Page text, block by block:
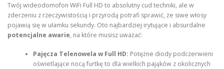
Twój wideodomofon WiFi Full HD to absolutny cud techniki, ale w
zderzeniu z rzeczywistością i przyrodą potrafi sprawić, że siwe włosy
pojawią się w ułamku sekundy. Oto najbardziej irytujące i absurdalne
potencjalne awarie, na które musisz uważać:
Pajęcza Telenowela w Full HD: Potężne diody podczerwieni
oświetlające nocą furtkę to dla wielkich pająków z okolicznych